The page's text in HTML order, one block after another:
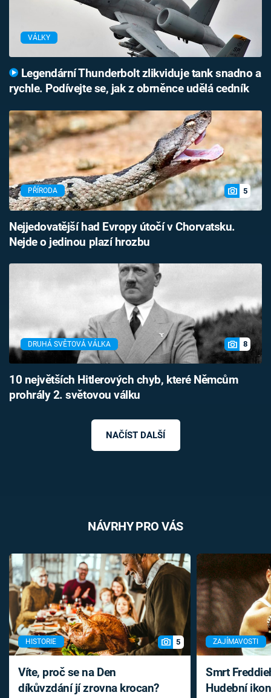
VÁLKY
Legendární Thunderbolt zlikviduje tank snadno a
rychle. Podívejte se, jak z obrněnce udělá cedník
PŘÍRODA 5
Nejjedovatější had Evropy útočí v Chorvatsku.
Nejde o jedinou plazí hrozbu
DRUHÁ SVĚTOVÁ VÁLKA 8
10 největších Hitlerových chyb, které Němcům
prohrály 2. světovou válku
NAČÍST DALŠÍ
NÁVRHY PRO VÁS
HISTORIE 5
Víte, proč se na Den
díkůvzdání jí zrovna krocan?
ZAJÍMAVOSTI
Smrt
Hudební